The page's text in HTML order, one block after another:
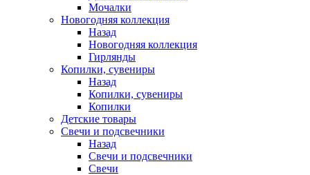
Мочалки
Новогодняя коллекция
Назад
Новогодняя коллекция
Гирлянды
Копилки, сувениры
Назад
Копилки, сувениры
Копилки
Детские товары
Свечи и подсвечники
Назад
Свечи и подсвечники
Свечи